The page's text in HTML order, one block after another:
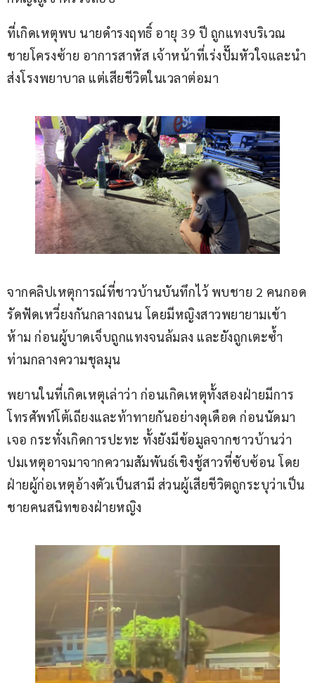
ที่เกิดเหตุพบ นายดำรงฤทธิ์ อายุ 39 ปี ถูกแทงบริเวณ
ชายโครงซ้าย อาการสาหัส เจ้าหน้าที่เร่งปั๊มหัวใจและนำ
ส่งโรงพยาบาล แต่เสียชีวิตในเวลาต่อมา
จากคลิปเหตุการณ์ที่ชาวบ้านบันทึกไว้ พบชาย 2 คนกอด
รัดฟัดเหวี่ยงกันกลางถนน โดยมีหญิงสาวพยายามเข้า
ห้าม ก่อนผู้บาดเจ็บถูกแทงจนล้มลง และยังถูกเตะซ้ำ
ท่ามกลางความชุลมุน
พยานในที่เกิดเหตุเล่าว่า ก่อนเกิดเหตุทั้งสองฝ่ายมีการ
โทรศัพท์โต้เถียงและท้าทายกันอย่างดุเดือด ก่อนนัดมา
เจอ กระทั่งเกิดการปะทะ ทั้งยังมีข้อมูลจากชาวบ้านว่า
ปมเหตุอาจมาจากความสัมพันธ์เชิงชู้สาวที่ซับซ้อน โดย
ฝ่ายผู้ก่อเหตุอ้างตัวเป็นสามี ส่วนผู้เสียชีวิตถูกระบุว่าเป็น
ชายคนสนิทของฝ่ายหญิง